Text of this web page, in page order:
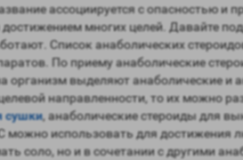
ассоциируется с опасностью и
многих целей. Давайте
Список анаболических
По приему анаболические
организм выделяют анаболические и
направленности, то их можно
сушки, анаболические стероиды для
можно использовать для достижения
соло, но и в сочетании с другими